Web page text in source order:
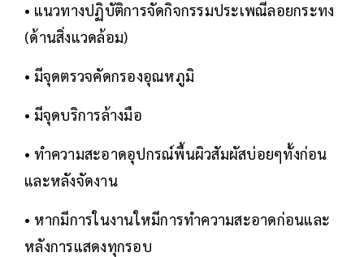
• แนวทางปฏิบัติการจัดกิจกรรมประเพณีลอยกระทง
(ด้านสิ่งแวดล้อม)
• มีจุดตรวจคัดกรองอุณหภูมิ
• มีจุดบริการล้างมือ
• ทำความสะอาดอุปกรณ์พื้นผิวสัมผัสบ่อยๆทั้งก่อน
และหลังจัดงาน
• หากมีการในงานใหมีการทำความสะอาดก่อนและ
หลังการแสดงทุกรอบ